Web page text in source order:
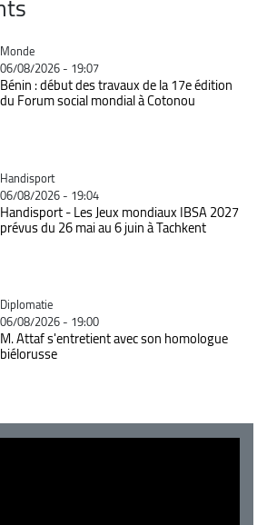
Catégorie
Monde
06/08/2026 - 19:07
Bénin : début des travaux de la 17e édition
du Forum social mondial à Cotonou
Catégorie
Handisport
06/08/2026 - 19:04
Handisport - Les Jeux mondiaux IBSA 2027
prévus du 26 mai au 6 juin à Tachkent
Catégorie
Diplomatie
06/08/2026 - 19:00
M. Attaf s'entretient avec son homologue
biélorusse